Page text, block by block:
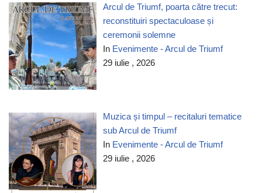
Arcul de Triumf, poarta către trecut:
reconstituiri spectaculoase și
ceremonii solemne
In Evenimente - Arcul de Triumf
29 iulie , 2026
Muzica și timpul – recitaluri tematice
sub Arcul de Triumf
In Evenimente - Arcul de Triumf
29 iulie , 2026